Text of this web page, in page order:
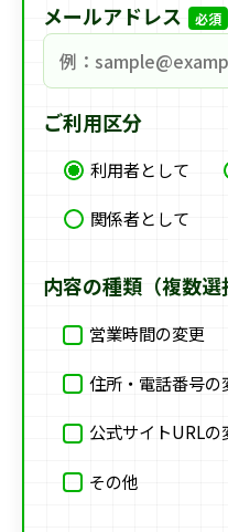
メールアドレス 必須
ご利用区分
利用者として
関係者として
内容の種類（複数選
営業時間の変更
住所・電話番号の
公式サイトURLの
その他